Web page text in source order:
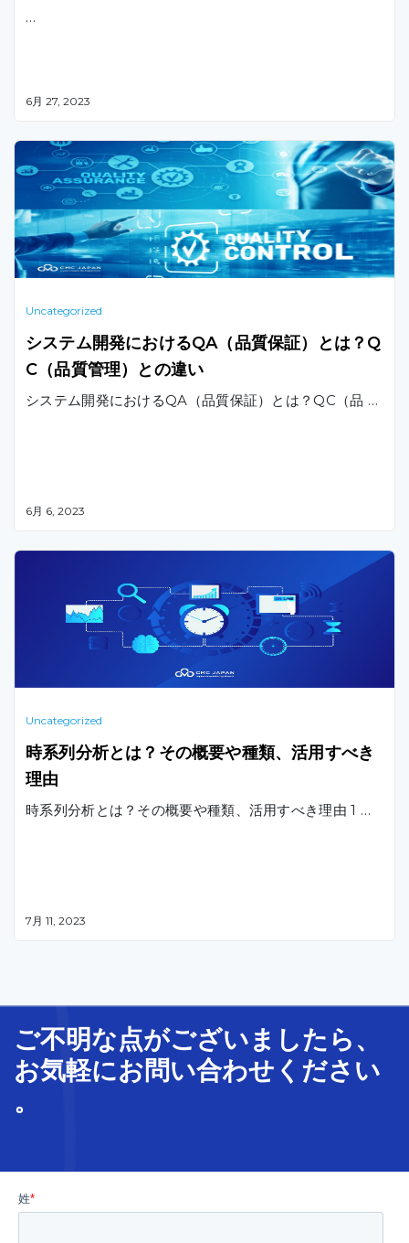
…
6月 27, 2023
Uncategorized
システム開発におけるQA（品質保証）とは？Q
C（品質管理）との違い
システム開発におけるQA（品質保証）とは？QC（品 …
6月 6, 2023
Uncategorized
時系列分析とは？その概要や種類、活用すべき
理由
時系列分析とは？その概要や種類、活用すべき理由 1 …
7月 11, 2023
ご不明な点がございましたら、
お気軽にお問い合わせ ください
。